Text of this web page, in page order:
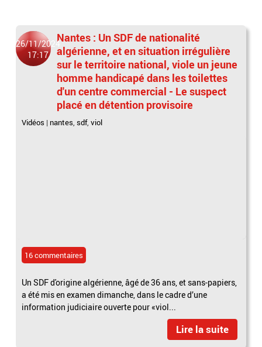
26/11/2024
17:17
Nantes : Un SDF de nationalité
algérienne, et en situation irrégulière
sur le territoire national, viole un jeune
homme handicapé dans les toilettes
d'un centre commercial - Le suspect
placé en détention provisoire
Vidéos | nantes,sdf,viol
16 commentaires
Un SDF d'origine algérienne, âgé de 36 ans, et sans-papiers,
a été mis en examen dimanche, dans le cadre d’une
information judiciaire ouverte pour «viol...
Lire la suite